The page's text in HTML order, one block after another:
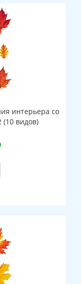
интерьера со
(10 видов)